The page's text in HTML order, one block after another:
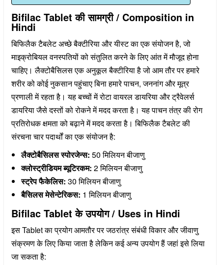
Bifilac Tablet की सामग्री / Composition in
Hindi
बिफिलैक टैबलेट अच्छे बैक्टीरिया और यीस्ट का एक संयोजन है, जो
माइक्रोबियल वनस्पतियों को संतुलित करने के लिए आंत में मौजूद होना
चाहिए। लैक्टोबैसिलस एक अनुकूल बैक्टीरिया है जो आम तौर पर हमारे
शरीर को कोई नुकसान पहुंचाए बिना हमारे पाचन, जननांग और मूत्र
प्रणाली में रहता है। यह बच्चों में रोटा वायरल डायरिया और ट्रैवेलर्स
डायरिया जैसे दस्तों को रोकने में मदद करता है। यह पाचन तंत्र की रोग
प्रतिरोधक क्षमता को बढ़ाने में मदद करता है। बिफिलैक टैबलेट की
संरचना चार पदार्थों का एक संयोजन है:
लैक्टोबैसिलस स्पोरजेन्स: 50 मिलियन बीजाणु
क्लोस्ट्रीडियम ब्यूटिरकम: 2 मिलियन बीजाणु
स्ट्रेप फैकेलिस: 30 मिलियन बीजाणु
बैसिलस मेसेन्टेरिकस: 1 मिलियन बीजाणु
Bifilac Tablet के उपयोग / Uses in Hindi
इस Tablet का प्रयोग आमतौर पर जठरांत्र संबंधी विकार और जीवाणु
संक्रमण के लिए किया जाता है लेकिन कई अन्य उपयोग हैं जहां इसे लिया
जा सकता है: